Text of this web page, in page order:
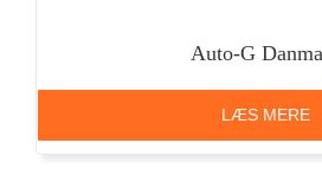
Auto-G
LÆS MERE